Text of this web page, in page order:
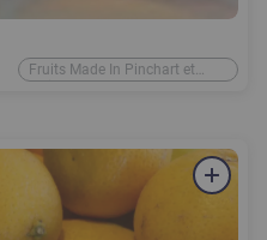
Fruits Made In Pinchart et
d'ailleurs